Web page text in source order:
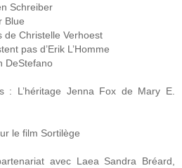
Schreiber
Blue
de Christelle Verhoest
pas d’Erik L’Homme
DeStefano
: L’héritage Jenna Fox de Mary E.
le film Sortilège
avec Laea Sandra Bréard,